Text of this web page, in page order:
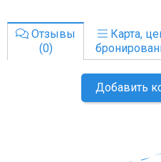
Отзывы
(0)
Карта,
Добавить